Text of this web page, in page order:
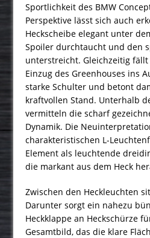
Sportlichkeit des BMW
Perspektive lässt sich auch
Heckscheibe elegant unter
Spoiler durchtaucht und den
unterstreicht. Gleichzeitig
Einzug des Greenhouses ins
starke Schulter und betont
kraftvollen Stand. Unterhalb
vermitteln die scharf
Dynamik. Die
charakteristischen L-
Element als leuchtende
die markant aus dem Heck
Zwischen den Heckleuchten
Darunter sorgt ein nahezu
Heckklappe an Heckschürze
Gesamtbild, das die klare